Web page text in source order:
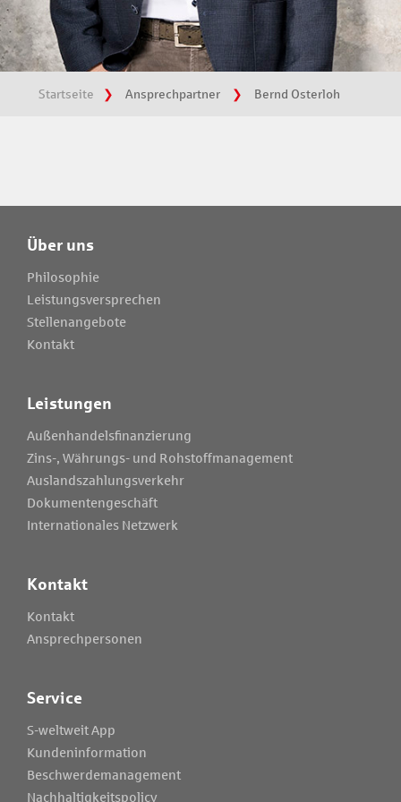
Startseite Ansprechpartner Bernd Osterloh
Über uns
Philosophie
Leistungsversprechen
Stellenangebote
Kontakt
Leistungen
Außenhandelsfinanzierung
Zins-, Währungs- und Rohstoffmanagement
Auslandszahlungsverkehr
Dokumentengeschäft
Internationales Netzwerk
Kontakt
Kontakt
Ansprechpersonen
Service
S-weltweit App
Kundeninformation
Beschwerdemanagement
Nachhaltigkeitspolicy